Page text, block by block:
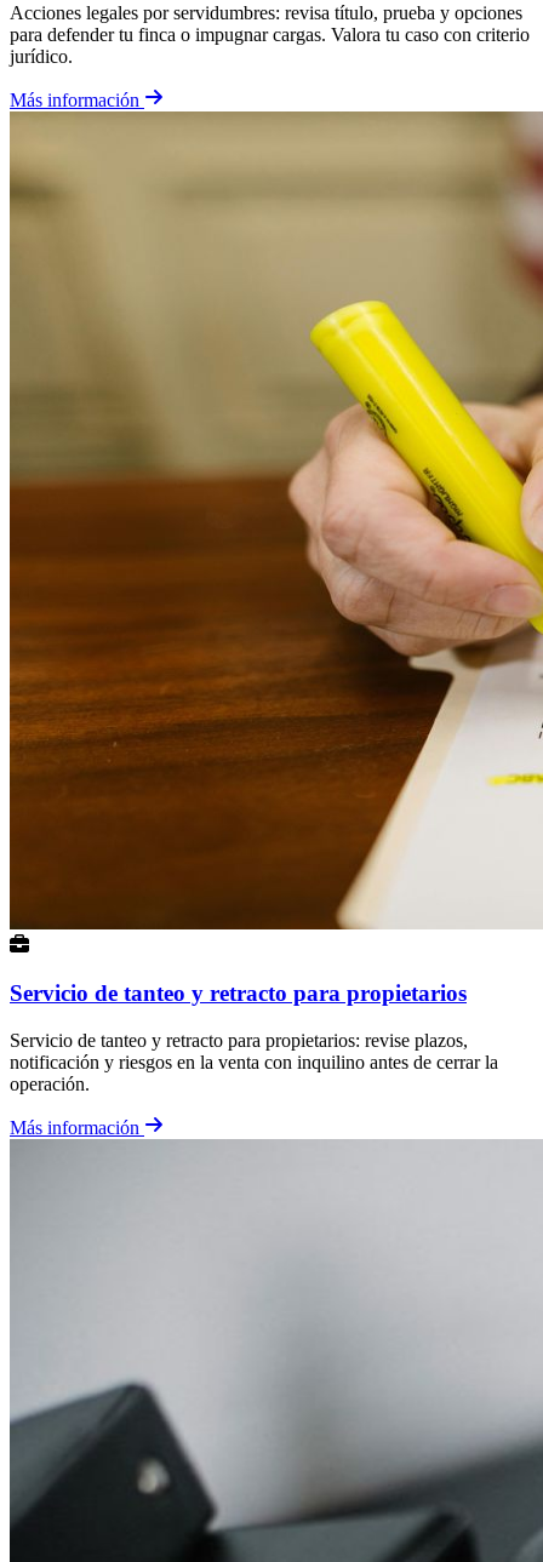
Acciones legales por servidumbres: revisa título, prueba y opciones
para defender tu finca o impugnar cargas. Valora tu caso con criterio
jurídico.
Más información
Servicio de tanteo y retracto para propietarios
Servicio de tanteo y retracto para propietarios: revise plazos,
notificación y riesgos en la venta con inquilino antes de cerrar la
operación.
Más información